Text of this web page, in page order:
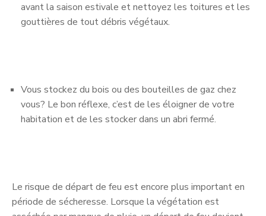
avant la saison estivale et nettoyez les toitures et les
gouttières de tout débris végétaux.
Vous stockez du bois ou des bouteilles de gaz chez
vous? Le bon réflexe, c’est de les éloigner de votre
habitation et de les stocker dans un abri fermé.
Le risque de départ de feu est encore plus important en
période de sécheresse. Lorsque la végétation est